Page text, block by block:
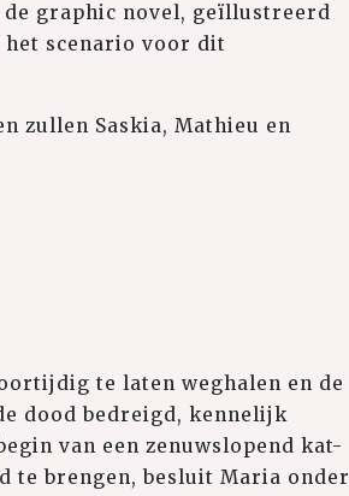
graphic novel, geïllustreerd
het scenario voor dit
zullen Saskia, Mathieu en
te laten weghalen en de
dood bedreigd, kennelijk
van een zenuwslopend kat-
te brengen, besluit Maria onder